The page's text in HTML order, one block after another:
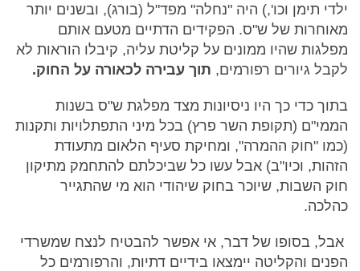
ילדי תימן וכו',) היה "נחלה" מפד"ל (בורג), ובשנים יותר
מאוחרות של ש"ס. הפקידים הדתיים מטעם אותם
מפלגות שהיו ממונים על קליטת עליה, קיבלו הוראות לא
לקבל גיורים רפורמים, תוך עבירה לכאורה על החוק.
בתוך כדי כך היו ניסיונות מצד מפלגת ש"ס בשנות
הממי"ם (תקופת השר פרץ) בכל מיני התפתלויות ותקנות
(כמו "חוק ההמרה", ומחיקת סעיף הלאום מתעודת
הזהות, וכיו"ב) אבל עשו כל שביכלתם להתחמק מתיקון
חוק השבות, שיוכר בחוק שיהודי הוא מי שהתגייר
כהלכה.
אבל, בסופו של דבר, אי אפשר להבטיח לנצח שמשרדי
הפנים והקליטה יימצאו בידיים דתיות, והרפורמים כל